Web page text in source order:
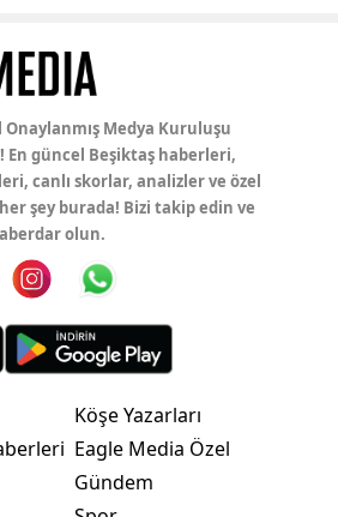
Onaylanmış Medya Kuruluşu
En güncel Beşiktaş haberleri,
canlı skorlar, analizler ve özel
şey burada! Bizi takip edin ve
olun.
Köşe Yazarları
Eagle Media Özel
Gündem